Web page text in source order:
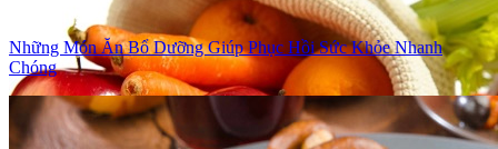
Những Món Ăn Bổ Dưỡng Giúp Phục Hồi Sức Khỏe Nhanh
Chóng